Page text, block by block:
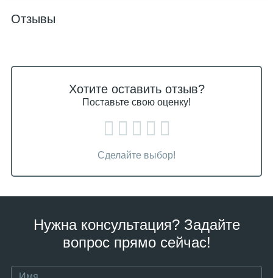
Отзывы
Хотите оставить отзыв?
Поставьте свою оценку!
Сделайте выбор!
Нужна консультация? Задайте
вопрос прямо сейчас!